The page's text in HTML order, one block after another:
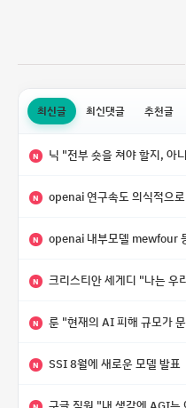
최신글 최신댓글 추천글
N 닉 "전부 숏을 쳐야 할지, 아니면 특이점이
N openai 연구속도 의식적으
N openai 내부모델 mewfour
N 크리스티안 세게디 "나는 우리가
N 룬 "현재의 AI 피해 규모가 문제가 아니라, 자기복제·탈출·확산이 가능한
N SSI 8월에 새로운 모델 발표